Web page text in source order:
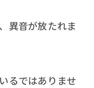
異音が放たれま
るではありませ